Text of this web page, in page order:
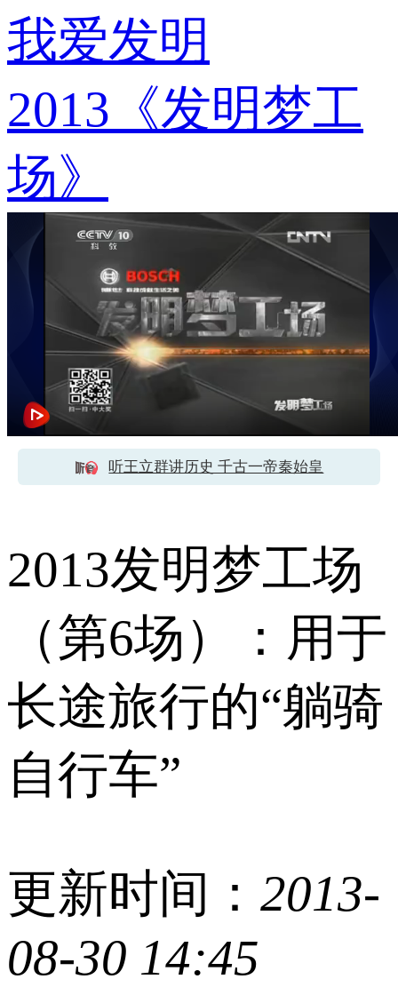
我爱发明
2013《发明梦工
场》
听王立群讲历史 千古一帝秦始皇
2013发明梦工场
（第6场）：用于
长途旅行的“躺骑
自行车”
更新时间： 2013-
08-30 14:45